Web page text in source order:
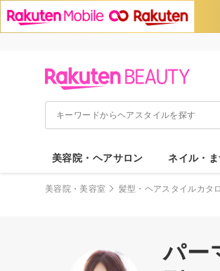
美容院・ヘアサロン ネイル・
美容院・美容室 髪型・ヘアスタイルカタ
パー